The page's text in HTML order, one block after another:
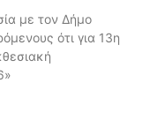
με τον Δήμο
ότι για 13η